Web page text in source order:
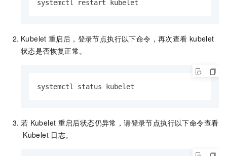
systemctl restart kubelet
Kubelet 重启后，登录节点执行以下命令，再次查看 kubelet
状态是否恢复正常。
systemctl status kubelet
若 Kubelet 重启后状态仍异常，请登录节点执行以下命令查看
Kubelet 日志。